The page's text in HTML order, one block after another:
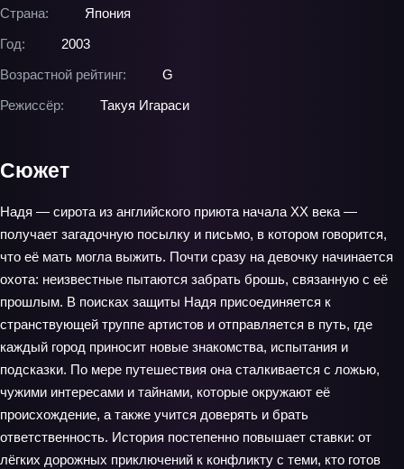
Страна:
Япония
Год:
2003
Возрастной рейтинг:
G
Режиссёр:
Такуя Игараси
Сюжет
Надя — сирота из английского приюта начала XX века —
получает загадочную посылку и письмо, в котором говорится,
что её мать могла выжить. Почти сразу на девочку начинается
охота: неизвестные пытаются забрать брошь, связанную с её
прошлым. В поисках защиты Надя присоединяется к
странствующей труппе артистов и отправляется в путь, где
каждый город приносит новые знакомства, испытания и
подсказки. По мере путешествия она сталкивается с ложью,
чужими интересами и тайнами, которые окружают её
происхождение, а также учится доверять и брать
ответственность. История постепенно повышает ставки: от
лёгких дорожных приключений к конфликту с теми, кто готов